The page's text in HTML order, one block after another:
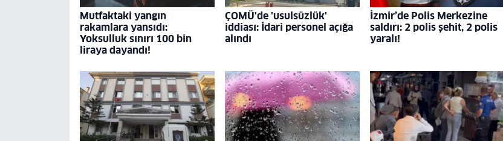
Mutfaktaki yangın
rakamlara yansıdı:
Yoksulluk sınırı 100 bin
liraya dayandı!
ÇOMÜ'de 'usulsüzlük'
iddiası: İdari personel açığa
alındı
İzmir’de Polis Merkezine
saldırı: 2 polis şehit, 2 polis
yaralı!